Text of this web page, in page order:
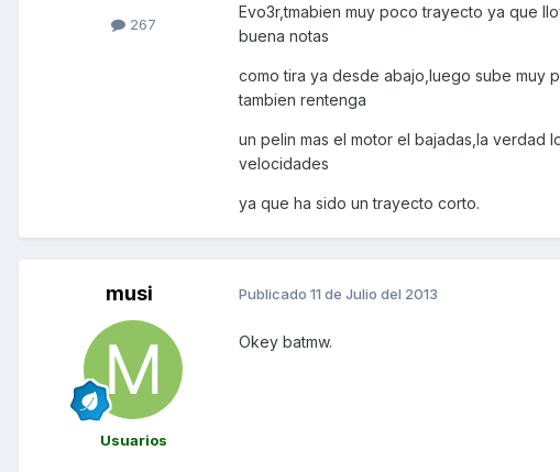
267
Evo3r,tmabien muy poco trayecto ya que
buena notas
como tira ya desde abajo,luego sube muy
tambien rentenga
un pelin mas el motor el bajadas,la verdad
velocidades
ya que ha sido un trayecto corto.
musi
Usuarios
Publicado 11 de Julio del 2013
Okey batmw.